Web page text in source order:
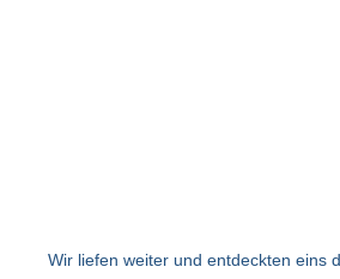
Wir liefen weiter und entdeckten eins